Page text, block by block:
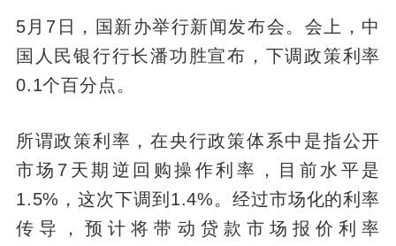
5月7日，国新办举行新闻发布会。会上，中
国人民银行行长潘功胜宣布，下调政策利率
0.1个百分点。
所谓政策利率，在央行政策体系中是指公开
市场7天期逆回购操作利率，目前水平是
1.5%，这次下调到1.4%。经过市场化的利率
传导，预计将带动贷款市场报价利率